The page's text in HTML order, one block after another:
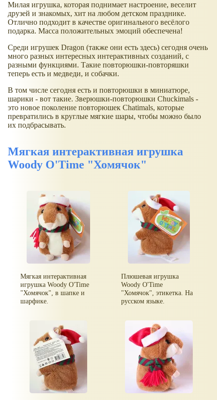
Милая игрушка, которая поднимает настроение, веселит
друзей и знакомых, хит на любом детском празднике.
Отлично подходит в качестве оригинального весёлого
подарка. Масса положительных эмоций обеспечена!
Среди игрушек Dragon (также они есть здесь) сегодня очень
много разных интересных интерактивных созданий, с
разными функциями. Такие повторюшки-повторяшки
теперь есть и медведи, и собачки.
В том числе сегодня есть и повторюшки в миниатюре,
шарики - вот такие. Зверюшки-повторюшки Chuckimals -
это новое поколение повторюшек Chatimals, которые
превратились в круглые мягкие шары, чтобы можно было
их подбрасывать.
Мягкая интерактивная игрушка
Woody O'Time "Хомячок"
Мягкая интерактивная
игрушка Woody O'Time
"Хомячок", в шапке и
шарфике.
Плюшевая игрушка
Woody O'Time
"Хомячок", этикетка. На
русском языке.